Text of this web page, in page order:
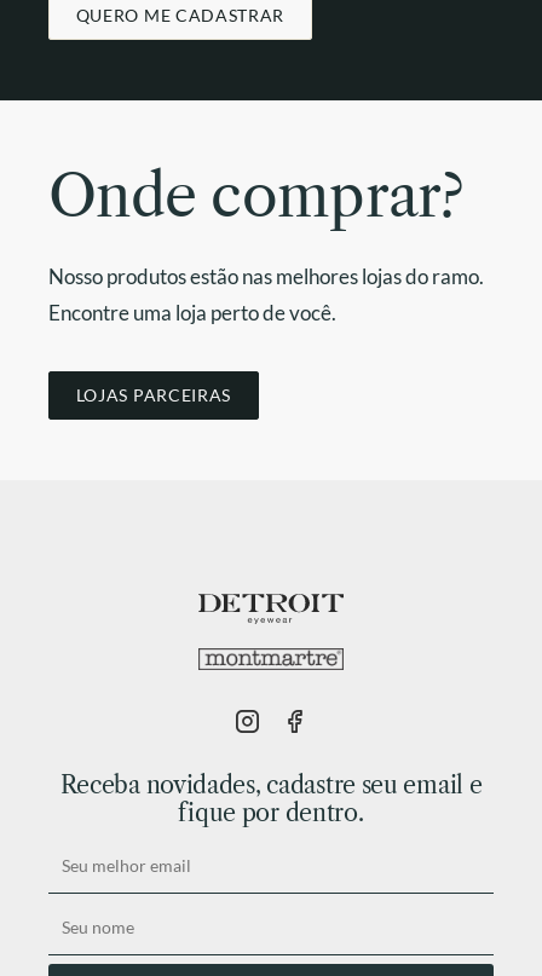
QUERO ME CADASTRAR
Onde comprar?
Nosso produtos estão nas melhores lojas do ramo.
Encontre uma loja perto de você.
LOJAS PARCEIRAS
Receba novidades, cadastre seu email e
fique por dentro.